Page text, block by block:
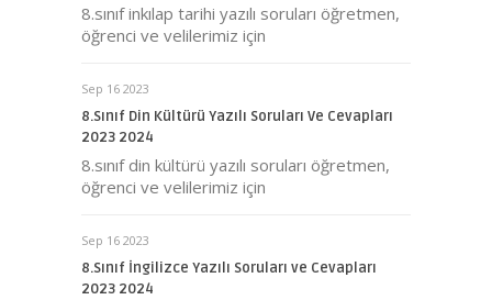
8.sınıf inkılap tarihi yazılı soruları öğretmen,
öğrenci ve velilerimiz için
Sep 16 2023
8.Sınıf Din Kültürü Yazılı Soruları Ve Cevapları
2023 2024
8.sınıf din kültürü yazılı soruları öğretmen,
öğrenci ve velilerimiz için
Sep 16 2023
8.Sınıf İngilizce Yazılı Soruları ve Cevapları
2023 2024